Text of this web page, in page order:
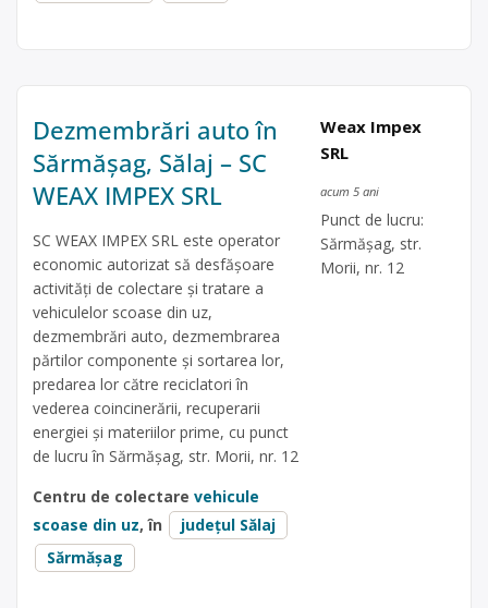
Dezmembrări auto în
Sărmășag, Sălaj – SC
WEAX IMPEX SRL
SC WEAX IMPEX SRL este operator
economic autorizat să desfăşoare
activităţi de colectare şi tratare a
vehiculelor scoase din uz,
dezmembrări auto, dezmembrarea
părtilor componente și sortarea lor,
predarea lor către reciclatori în
vederea coincinerării, recuperarii
energiei și materiilor prime, cu punct
de lucru în Sărmășag, str. Morii, nr. 12
Centru de colectare vehicule
scoase din uz, în
județul Sălaj
Sărmășag
Weax Impex
SRL
acum 5 ani
Punct de lucru:
Sărmășag, str.
Morii, nr. 12